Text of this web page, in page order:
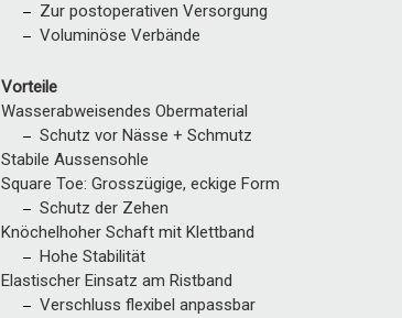
Zur postoperativen Versorgung
Voluminöse Verbände
Vorteile
Wasserabweisendes Obermaterial
Schutz vor Nässe + Schmutz
Stabile Aussensohle
Square Toe: Grosszügige, eckige Form
Schutz der Zehen
Knöchelhoher Schaft mit Klettband
Hohe Stabilität
Elastischer Einsatz am Ristband
Verschluss flexibel anpassbar